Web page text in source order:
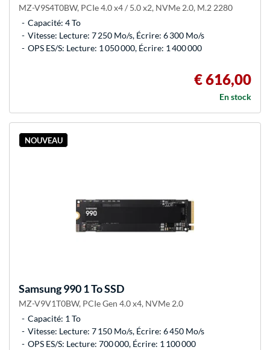
MZ-V9S4T0BW, PCIe 4.0 x4 / 5.0 x2, NVMe 2.0, M.2 2280
Capacité: 4 To
Vitesse: Lecture: 7 250 Mo/s, Écrire: 6 300 Mo/s
OPS ES/S: Lecture: 1 050 000, Écrire: 1 400 000
€ 616,00
En stock
NOUVEAU
Samsung990 1 To SSD
MZ-V9V1T0BW, PCIe Gen 4.0 x4, NVMe 2.0
Capacité: 1 To
Vitesse: Lecture: 7 150 Mo/s, Écrire: 6 450 Mo/s
OPS ES/S: Lecture: 700 000, Écrire: 1 100 000